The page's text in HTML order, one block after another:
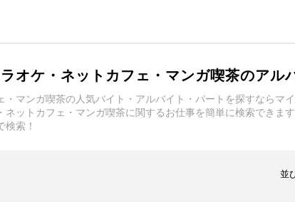
オケ・ネットカフェ・マンガ喫茶のアル
マンガ喫茶の人気バイト・アルバイト・パートを探すならマ
ットカフェ・マンガ喫茶に関するお仕事を簡単に検索できま
索！
並